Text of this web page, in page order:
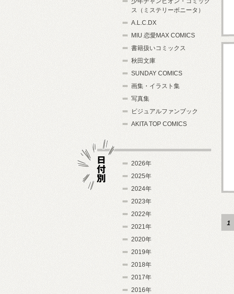
1
ス（ミステリーボニータ）
A.L.C.DX
MIU 恋愛MAX COMICS
書籍扱いコミックス
秋田文庫
SUNDAY COMICS
画集・イラスト集
写真集
ビジュアルファンブック
AKITA TOP COMICS
2026年
2025年
2024年
2023年
2022年
2021年
2020年
2019年
2018年
2017年
2016年